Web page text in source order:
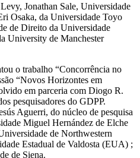
Jonathan Sale, Universidade
Osaka, da Universidade Toyo
de Direito da Universidade
University de Manchester
o trabalho “Concorrência no
“Novos Horizontes em
em parceria com Diogo R.
pesquisadores do GDPP.
Aguerri, do núcleo de pesquisa
Miguel Hernández de Elche
de Northwestern
Estadual de Valdosta (EUA) ;
de Siena.